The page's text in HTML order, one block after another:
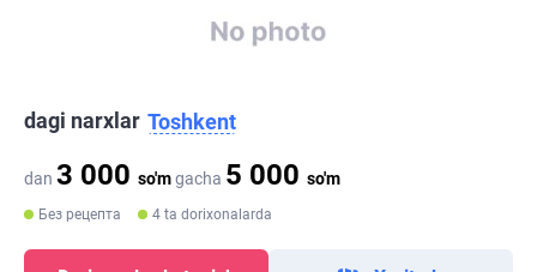
dagi narxlar Toshkent
dan 3 000 so'mgacha 5 000 so'm
Без рецепта 4 ta dorixonalarda